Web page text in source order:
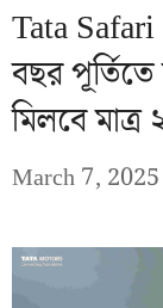
Tata
বছর
মিলবে
March 7, 2025